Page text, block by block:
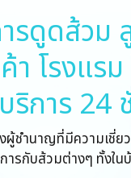
ดูดส้วม​
โรงแร
ริการ 24​
ผู้ชำนาญที่มีความ
รกับส้วมต่างๆ ทั้ง